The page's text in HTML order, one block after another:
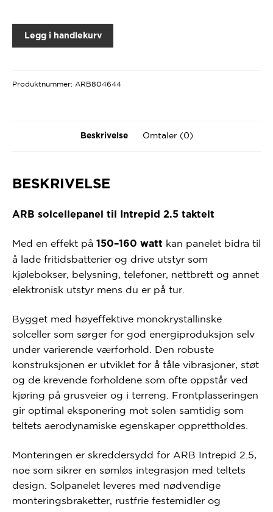
Legg i handlekurv
Produktnummer: ARB804644
Beskrivelse Omtaler (0)
BESKRIVELSE
ARB solcellepanel til Intrepid 2.5 taktelt
Med en effekt på 150–160 watt kan panelet bidra til
å lade fritidsbatterier og drive utstyr som
kjølebokser, belysning, telefoner, nettbrett og annet
elektronisk utstyr mens du er på tur.
Bygget med høyeffektive monokrystallinske
solceller som sørger for god energiproduksjon selv
under varierende værforhold. Den robuste
konstruksjonen er utviklet for å tåle vibrasjoner, støt
og de krevende forholdene som ofte oppstår ved
kjøring på grusveier og i terreng. Frontplasseringen
gir optimal eksponering mot solen samtidig som
teltets aerodynamiske egenskaper opprettholdes.
Monteringen er skreddersydd for ARB Intrepid 2.5,
noe som sikrer en sømløs integrasjon med teltets
design. Solpanelet leveres med nødvendige
monteringsbraketter, rustfrie festemidler og